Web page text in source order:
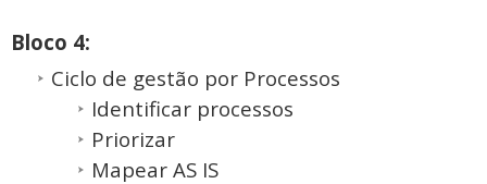
Bloco 4:
Ciclo de gestão por Processos
Identificar processos
Priorizar
Mapear AS IS